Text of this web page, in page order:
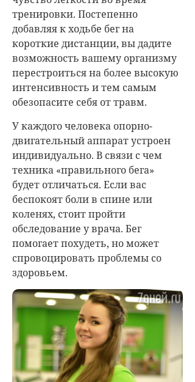
тренировки. Постепенно
добавляя к ходьбе бег на
короткие дистанции, вы дадите
возможность вашему организму
перестроиться на более высокую
интенсивность и тем самым
обезопасите себя от травм.
У каждого человека опорно-
двигательный аппарат устроен
индивидуально. В связи с чем
техника «правильного бега»
будет отличаться. Если вас
беспокоят боли в спине или
коленях, стоит пройти
обследование у врача. Бег
помогает похудеть, но может
спровоцировать проблемы со
здоровьем.